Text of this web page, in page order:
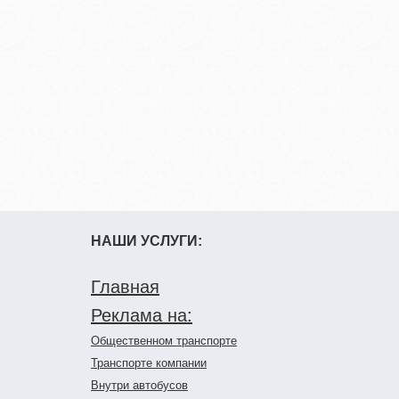
НАШИ УСЛУГИ:
Главная
Реклама на:
Общественном транспорте
Транспорте компании
Внутри автобусов